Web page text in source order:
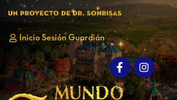
Inicio Sesión Guardián